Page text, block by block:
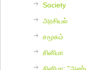
Society
அரசியல்
சமூகம்
சினிமா
சினிமா: